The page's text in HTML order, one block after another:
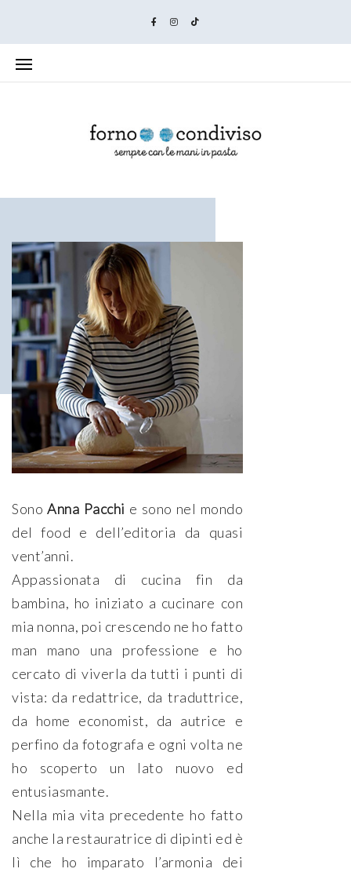
SonoAnna Pacchi e sono nel mondo
del food e dell’editoria da quasi
vent’anni.
Appassionata di cucina fin da
bambina, ho iniziato a cucinare con
mia nonna, poi crescendo ne ho fatto
man mano una professione e ho
cercato di viverla da tutti i punti di
vista: da redattrice, da traduttrice,
da home economist, da autrice e
perfino da fotografa e ogni volta ne
ho scoperto un lato nuovo ed
entusiasmante.
Nella mia vita precedente ho fatto
anche la restauratrice di dipinti ed è
lì che ho imparato l’armonia dei